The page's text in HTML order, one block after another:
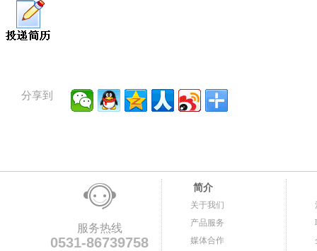
分享到
服务热线
0531-86739758
简介
关于我们
产品服务
媒体合作